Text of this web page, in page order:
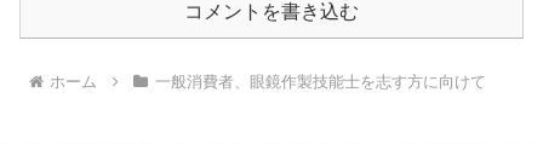
コメントを書き込む
ホーム 一般消費者、眼鏡作製技能士を志す方に向けて